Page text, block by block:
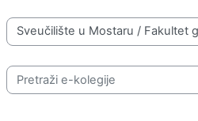
Popis e-kolegija
Pretraži e-kolegije